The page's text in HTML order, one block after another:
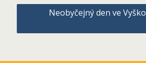
Neobyčejný den ve